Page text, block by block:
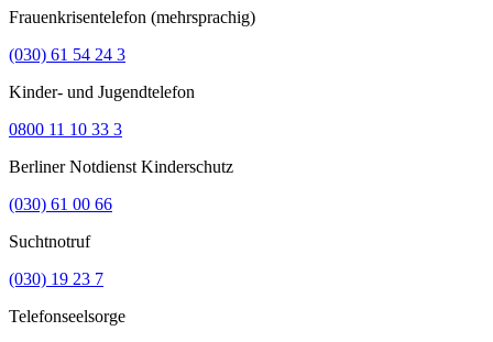
Frauenkrisentelefon (mehrsprachig)
(030) 61 54 24 3
Kinder- und Jugendtelefon
0800 11 10 33 3
Berliner Notdienst Kinderschutz
(030) 61 00 66
Suchtnotruf
(030) 19 23 7
Telefonseelsorge